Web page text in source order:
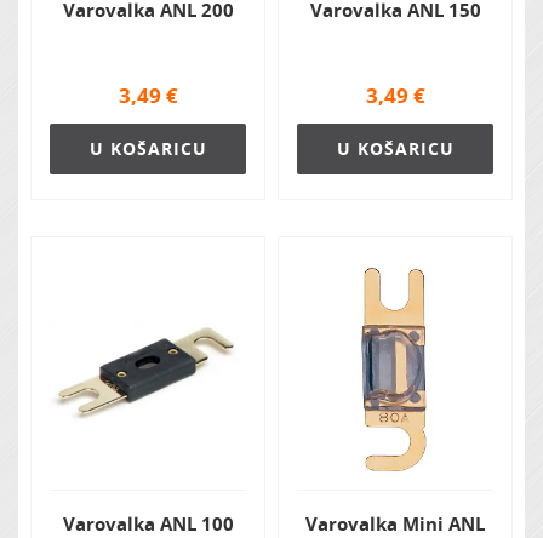
Varovalka ANL 200
3,49 €
U KOŠARICU
Varovalka ANL 150
3,49 €
U KOŠARICU
Varovalka ANL 100
Varovalka Mini ANL